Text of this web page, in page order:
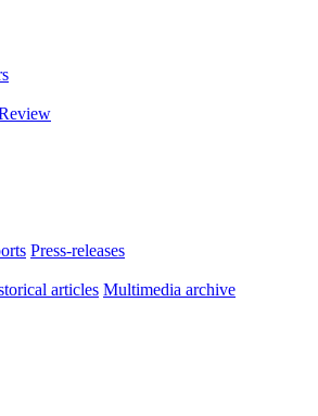
Press-releases
articles Multimedia archive